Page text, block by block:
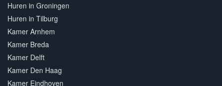
Huren in Groningen
Huren in Tilburg
Kamer Arnhem
Kamer Breda
Kamer Delft
Kamer Den Haag
Kamer Eindhoven